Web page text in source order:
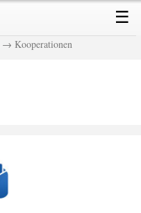
☰
→ Kooperationen